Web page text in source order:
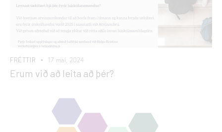
FRÉTTIR 17 maí, 2024
Erum við að leita að þér?